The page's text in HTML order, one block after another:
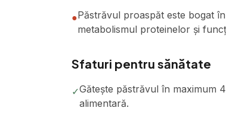
●Păstrăvul proaspăt este bogat
metabolismul proteinelor și
Sfaturi pentru sănătate
✓Gătește păstrăvul în maximum
alimentară.